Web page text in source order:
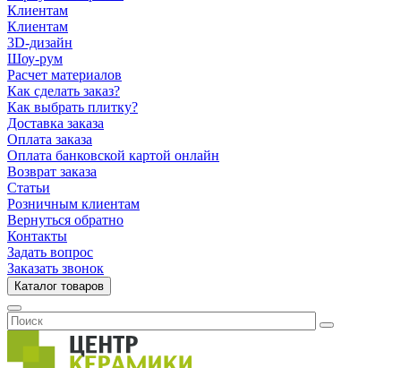
Клиентам
Клиентам
3D-дизайн
Шоу-рум
Расчет материалов
Как сделать заказ?
Как выбрать плитку?
Доставка заказа
Оплата заказа
Оплата банковской картой онлайн
Возврат заказа
Статьи
Розничным клиентам
Вернуться обратно
Контакты
Задать вопрос
Заказать звонок
Каталог товаров